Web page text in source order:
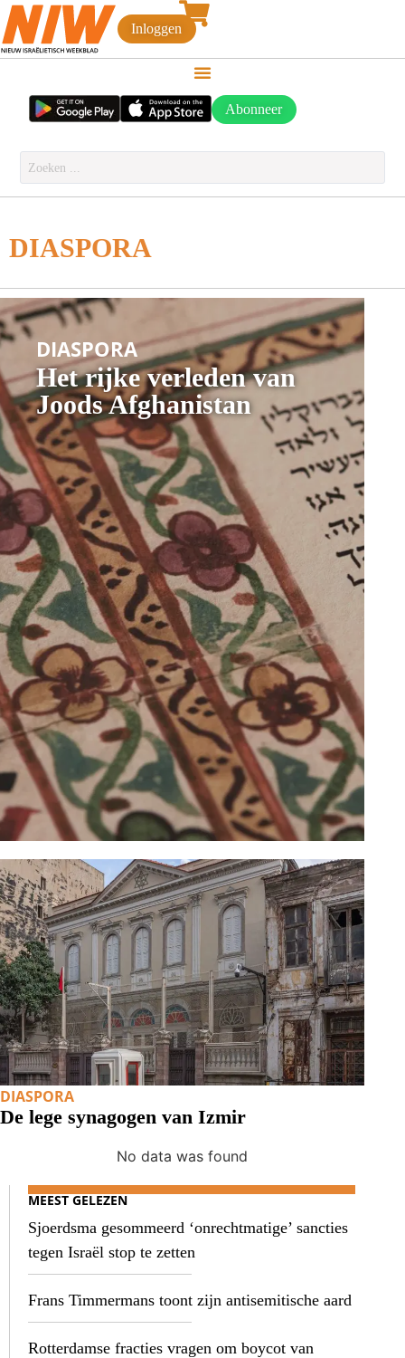
Inloggen
Abonneer
DIASPORA
DIASPORA
Het rijke verleden van
Joods Afghanistan
DIASPORA
De lege synagogen van Izmir
No data was found
MEEST GELEZEN
Sjoerdsma gesommeerd ‘onrechtmatige’ sancties
tegen Israël stop te zetten
Frans Timmermans toont zijn antisemitische aard
Rotterdamse fracties vragen om boycot van